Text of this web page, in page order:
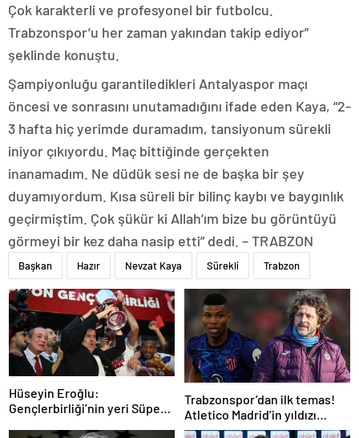
Çok karakterli ve profesyonel bir futbolcu.
Trabzonspor’u her zaman yakından takip ediyor”
şeklinde konuştu.
Şampiyonluğu garantiledikleri Antalyaspor maçı
öncesi ve sonrasını unutamadığını ifade eden Kaya, “2-
3 hafta hiç yerimde duramadım, tansiyonum sürekli
iniyor çıkıyordu. Maç bittiğinde gerçekten
inanamadım. Ne düdük sesi ne de başka bir şey
duyamıyordum. Kısa süreli bir bilinç kaybı ve baygınlık
geçirmiştim. Çok şükür ki Allah’ım bize bu görüntüyü
görmeyi bir kez daha nasip etti” dedi. – TRABZON
Başkan Hazır Nevzat Kaya Sürekli Trabzon
Hüseyin Eroğlu:
Gençlerbirliği’nin yeri Süper
Trabzonspor’dan ilk temas!
Atletico Madrid’in yıldızı
gündemde